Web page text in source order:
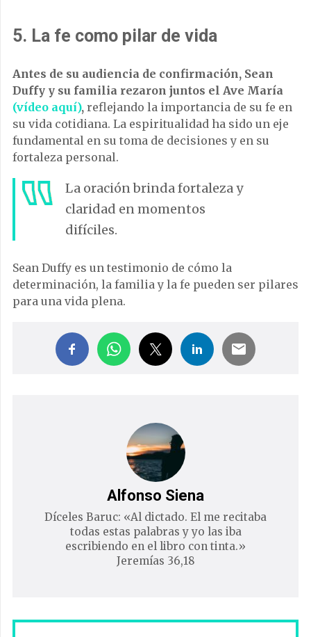
5. La fe como pilar de vida
Antes de su audiencia de confirmación, Sean
Duffy y su familia rezaron juntos el Ave María
(vídeo aquí), reflejando la importancia de su fe en
su vida cotidiana. La espiritualidad ha sido un eje
fundamental en su toma de decisiones y en su
fortaleza personal.
La oración brinda fortaleza y
claridad en momentos
difíciles.
Sean Duffy es un testimonio de cómo la
determinación, la familia y la fe pueden ser pilares
para una vida plena.
Alfonso Siena
Díceles Baruc: «Al dictado. El me recitaba
todas estas palabras y yo las iba
escribiendo en el libro con tinta.»
Jeremías 36,18